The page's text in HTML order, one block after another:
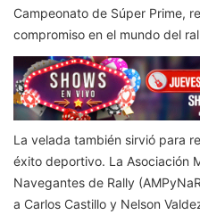
Campeonato de Súper Prime,
compromiso en el mundo del
La velada también sirvió para
éxito deportivo. La Asociación
Navegantes de Rally
a Carlos Castillo y Nelson